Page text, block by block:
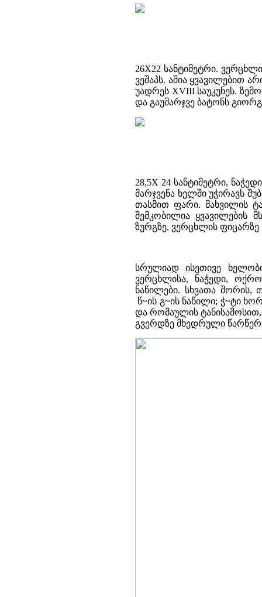
26X22 სანტიმეტრი.
ვეშაპს. აშია ყვავილებით
უადრეს XVIII საუკუნეს.
და გაუმარჯვე ბატონს
28,5X 24 სანტიმეტრი,
მარჯვენა ხელში უჭირავს
თასმით ფარი. მახვილის
შემკობილია ყვავილების
ზურგზე, ვერცხლის
სრულიად ისეთივე
ვერცხლისა, ნაჭედი,
ნაწილები. სხვათა შორის,
წ~ის გ~ის ნაწილი; ჭ~ტი
და რომაულის
გვერდზე მხედრული